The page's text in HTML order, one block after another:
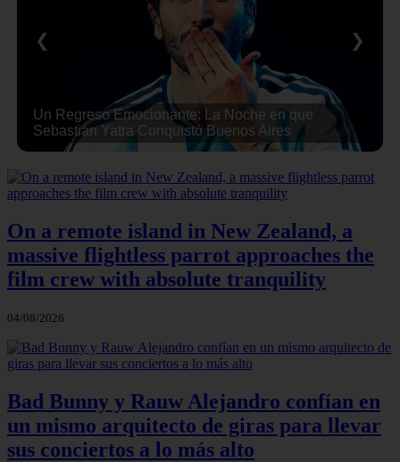
Un Regreso Emocionante: La Noche en que
Sebastián Yatra Conquistó Buenos Aires
❮ ❯
On a remote island in New Zealand, a
massive flightless parrot approaches the
film crew with absolute tranquility
04/08/2026
Bad Bunny y Rauw Alejandro confían en
un mismo arquitecto de giras para llevar
sus conciertos a lo más alto